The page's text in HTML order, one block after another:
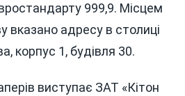
999,9. Місцем
вказано адресу в столиці
корпус 1, будівля 30.
виступає ЗАТ «Кітон